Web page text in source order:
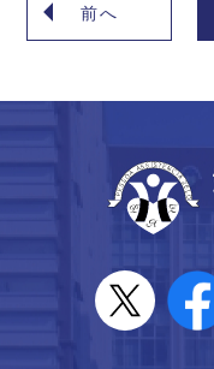
前へ